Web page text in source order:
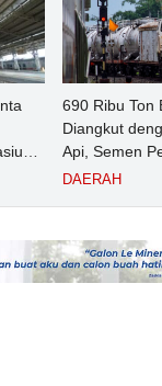
690 Ribu Ton
Diangkut
Api, Semen
Volume
Semester 1
DAERAH